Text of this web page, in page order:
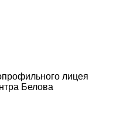
лицея
Белова